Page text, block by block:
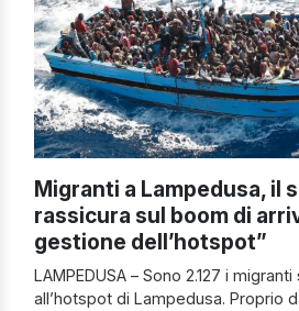
Migranti a Lampedusa, il
rassicura sul boom di
gestione dell’hotspot”
LAMPEDUSA – Sono 2.127 i
all’hotspot di Lampedusa. Proprio